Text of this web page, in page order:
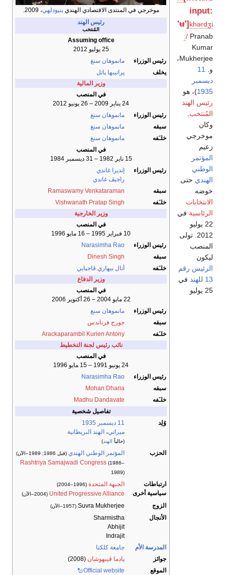
موخرجي في المنتدى الاقتصادي الهنديبنيودلهي، 2009.
رئيس الهند
المُنتخب
Assuming office
25 يوليو 2012
رئيس الوزراء
مانموهان سنغ
يخلف
پراتيبها پاتل
وزير المالية
في المنصب
24 يناير 2009 – 26 يونيو 2012
رئيس الوزراء
مانموهان سنغ
سبقه
مانموهان سنغ
خلـَفه
مانموهان سنغ
في المنصب
15 ناير 1982 – 31 ديسمبر 1984
رئيس الوزراء
إنديرا غاندي
راجيڤ غاندي
سبقه
Ramaswamy Venkataraman
خلـَفه
Vishwanath Pratap Singh
وزير الخارجية
في المنصب
10 فبراير 1995 – 16 مايو 1996
رئيس الوزراء
Narasimha Rao
سبقه
Dinesh Singh
خلـَفه
أتال بيهاري ڤاجپايي
وزير الدفاع
في المنصب
22 مايو 2004 – 26 أكتوبر 2006
رئيس الوزراء
مانموهان سنغ
سبقه
جورج فرناندس
خلـَفه
Arackaparambil Kurien Antony
نائب رئيس لجنة التخطيط
في المنصب
24 يونيو 1991 – 15 مايو 1996
رئيس الوزراء
Narasimha Rao
سبقه
Mohan Dharia
خلـَفه
Madhu Dandavate
تفاصيل شخصية
وُلِد
11 ديسمبر
1935
ميراتي، الهند البريطانية
(حالياً الهند)
الحزب المؤتمر الوطني الهندي (قبل 1986; 1989–الآن)
Rashtriya Samajwadi Congress (1986–
1989)
ارتباطات
سياسية أخرى
الجبهة المتحدة (1996–2004)
United Progressive Alliance (2004–الآن)
الزوج Suvra Mukherjee (1957–الآن)
الأنجال
Sharmistha
Abhijit
Indrajit
المدرسة الأم
جامعة كلكتا
جوائز
پادما ڤيبهوشان (2008)
الموقع
Official website
input:
'ʉ']khərdʒi
ː/ Pranab
Kumar
Mukherjee،
و.
11
ديسمبر
1935)، هو
رئيس الهند
المُنتخب
وكان
موخرجي
زعيم
المؤتمر
الوطني
الهندي حتى
خوضه
الانتخابات
الرئاسية في
22 يوليو
2012. تولى
المنصب
ليكون
الرئيس رقم
13 للهند في
25 يوليو